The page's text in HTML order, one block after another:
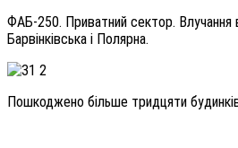
ФАБ-250. Приватний сектор. Влучання
Барвінківська і Полярна.
Пошкоджено більше тридцяти